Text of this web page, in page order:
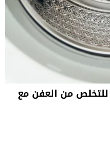
9 خطوات للتخلص من العفن مع